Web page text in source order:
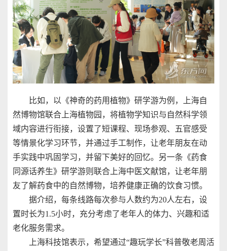
比如，以《神奇的药用植物》研学游为例，上海自
然博物馆联合上海植物园，将植物学知识与自然科学领
域内容进行衔接，设置了短课程、现场参观、五官感受
等情景化学习环节，并通过手工制作，让老年朋友在动
手实践中巩固学习，并留下美好的回忆。另一条《药食
同源话养生》研学游则联合上海中医文献馆，让老年朋
友了解药食中的自然博物，培养健康正确的饮食习惯。
据介绍，每条线路每次参与人数约为20人左右，设
置时长为1.5小时，充分考虑了老年人的体力、兴趣和适
老化服务需求。
上海科技馆表示，希望通过“趣玩学长”科普敬老周活